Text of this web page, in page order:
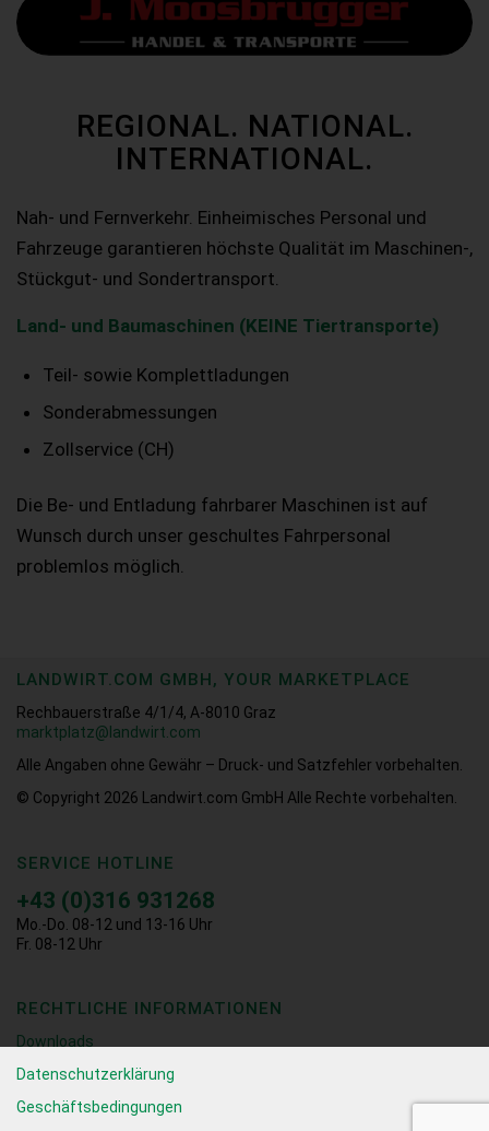
REGIONAL. NATIONAL.
INTERNATIONAL.
Nah- und Fernverkehr. Einheimisches Personal und
Fahrzeuge garantieren höchste Qualität im Maschinen-,
Stückgut- und Sondertransport.
Land- und Baumaschinen (KEINE Tiertransporte)
Teil- sowie Komplettladungen
Sonderabmessungen
Zollservice (CH)
Die Be- und Entladung fahrbarer Maschinen ist auf
Wunsch durch unser geschultes Fahrpersonal
problemlos möglich.
LANDWIRT.COM GMBH, YOUR MARKETPLACE
Rechbauerstraße 4/1/4, A-8010 Graz
marktplatz@landwirt.com
Alle Angaben ohne Gewähr – Druck- und Satzfehler vorbehalten.
© Copyright 2026
Landwirt.com GmbH Alle Rechte vorbehalten.
SERVICE HOTLINE
+43 (0)316 931268
Mo.-Do. 08-12 und 13-16 Uhr
Fr. 08-12 Uhr
RECHTLICHE INFORMATIONEN
Downloads
Datenschutzerklärung
Geschäftsbedingungen